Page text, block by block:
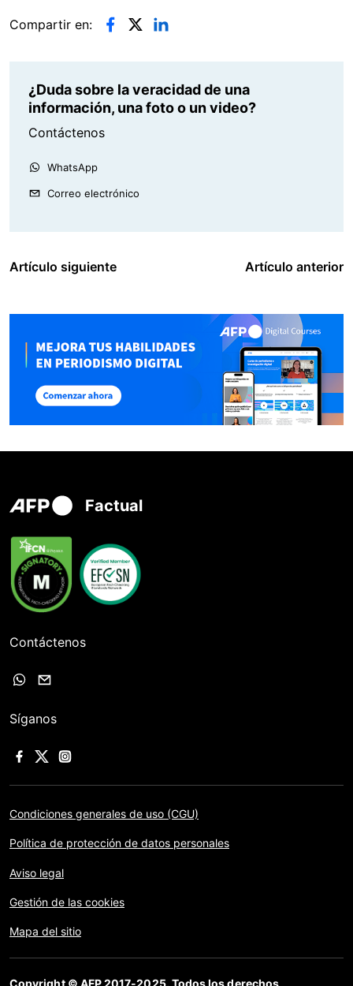
Compartir en:
¿Duda sobre la veracidad de una
información, una foto o un video?
Contáctenos
WhatsApp
Correo electrónico
Artículo siguiente Artículo anterior
Factual
Contáctenos
Síganos
Condiciones generales de uso (CGU)
Política de protección de datos personales
Aviso legal
Gestión de las cookies
Mapa del sitio
Copyright © AFP 2017-2025. Todos los derechos